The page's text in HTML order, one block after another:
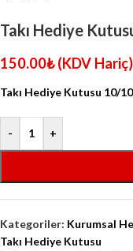
Takı Hediye
150.00₺ (KDV Hariç)
Takı Hediye Kutusu 10/
- +
Kategoriler: Kurumsal
Takı Hediye Kutusu